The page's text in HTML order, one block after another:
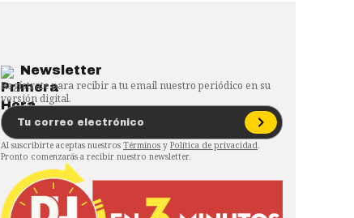
Newsletter
Regístrate para recibir a tu email nuestro periódico en su
versión digital.
Al suscribirte aceptas nuestros Términos y Política de privacidad.
Pronto comenzarás a recibir nuestro newsletter.